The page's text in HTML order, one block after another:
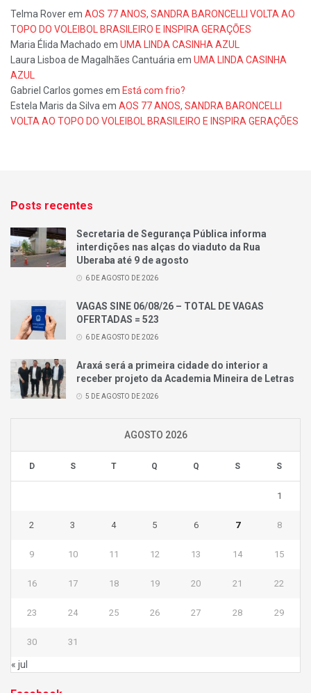
Telma Roverem AOS 77 ANOS, SANDRA BARONCELLI VOLTA AO
TOPO DO VOLEIBOL BRASILEIRO E INSPIRA GERAÇÕES
Maria Élida Machado em UMA LINDA CASINHA AZUL
Laura Lisboa de Magalhães Cantuária em UMA LINDA CASINHA
AZUL
Gabriel Carlos gomes em Está com frio?
Estela Maris da Silva em AOS 77 ANOS, SANDRA BARONCELLI
VOLTA AO TOPO DO VOLEIBOL BRASILEIRO E INSPIRA GERAÇÕES
Posts recentes
Secretaria de Segurança Pública informa
interdições nas alças do viaduto da Rua
Uberaba até 9 de agosto
6 DE AGOSTO DE 2026
VAGAS SINE 06/08/26 – TOTAL DE VAGAS
OFERTADAS = 523
6 DE AGOSTO DE 2026
Araxá será a primeira cidade do interior a
receber projeto da Academia Mineira de Letras
5 DE AGOSTO DE 2026
AGOSTO 2026
D S T Q Q S S
1
2 3 4 5 6 7 8
9 10 11 12 13 14 15
16 17 18 19 20 21 22
23 24 25 26 27 28 29
30 31
« jul